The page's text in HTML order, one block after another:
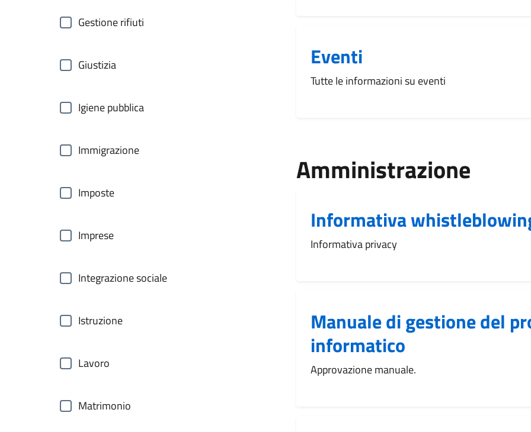
Gestione rifiuti
Giustizia
Igiene pubblica
Immigrazione
Imposte
Imprese
Integrazione sociale
Istruzione
Lavoro
Matrimonio
Eventi
Tutte le informazioni su eventi
Amministrazione
Informativa
Informativa privacy
Manuale di gestione del
informatico
Approvazione manuale.